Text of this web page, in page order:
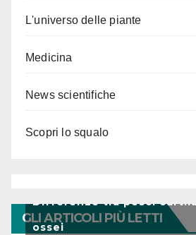
L'universo delle piante
Medicina
News scientifiche
Scopri lo squalo
GLI ARTICOLI PIÙ LETTI
Differenze tra pesci
ossei